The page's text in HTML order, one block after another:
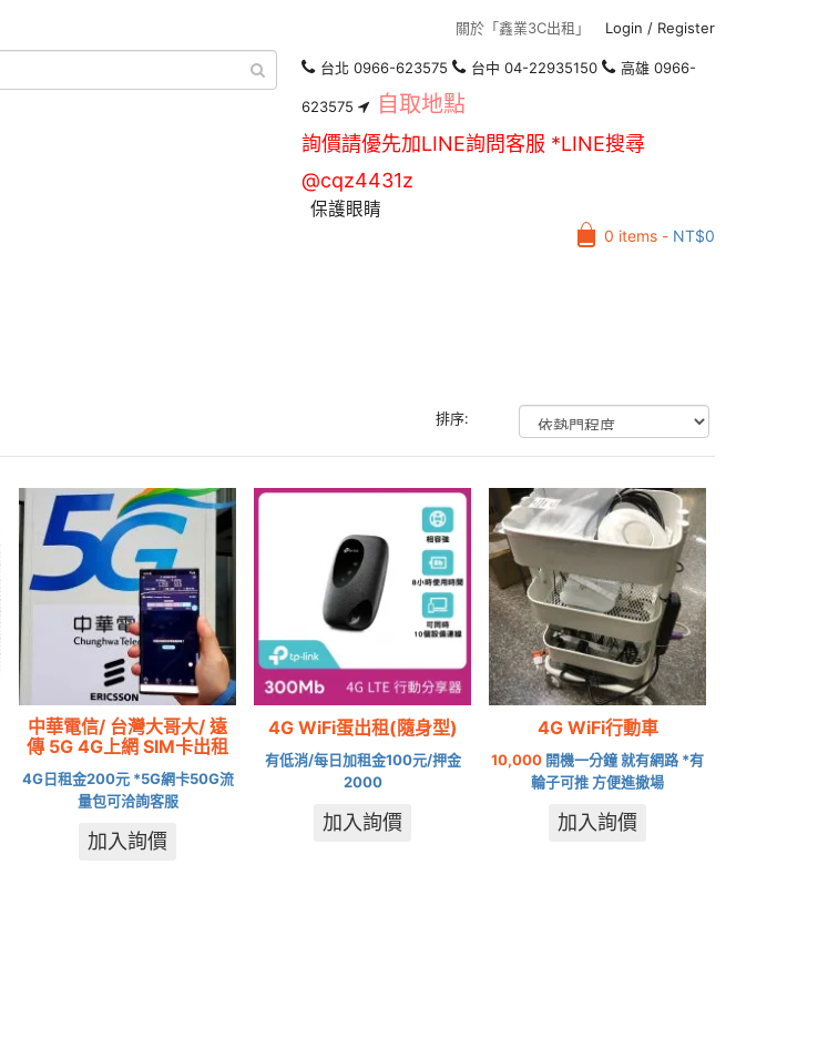
Login / Register
關於「鑫業3C出租」
台北 0966-623575 台中 04-22935150 高雄 0966-
623575 自取地點
詢價請優先加LINE詢問客服 *LINE搜尋
@cqz4431z
保護眼睛
0 items - NT$0
排序:
中華電信/ 台灣大哥大/ 遠
傳 5G 4G上網 SIM卡出租
4G日租金200元 *5G網卡50G流
量包可洽詢客服
加入詢價
4G WiFi蛋出租(隨身型)
有低消/每日加租金100元/押金
2000
加入詢價
4G WiFi行動車
10,000 開機一分鐘 就有網路 *有
輪子可推 方便進撤場
加入詢價